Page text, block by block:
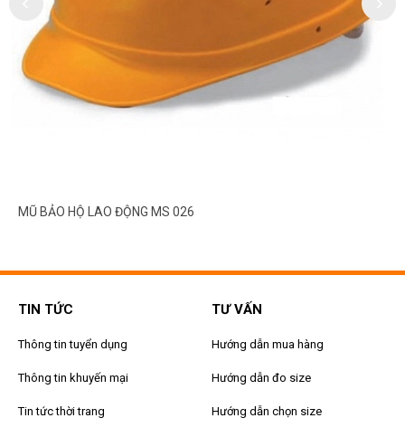
MŨ BẢO HỘ LAO ĐỘNG MS 026
TIN TỨC
Thông tin tuyển dụng
Thông tin khuyến mại
Tin tức thời trang
TƯ VẤN
Hướng dẫn mua hàng
Hướng dẫn đo size
Hướng dẫn chọn size